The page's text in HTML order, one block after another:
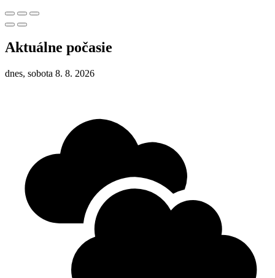
Aktuálne počasie
dnes, sobota 8. 8. 2026